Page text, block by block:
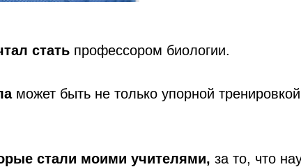
стать профессором биологии.
может быть не только упорной
стали моими учителями, за то, что